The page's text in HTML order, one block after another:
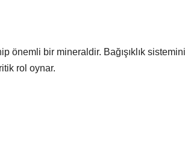
bir mineraldir. Bağışıklık
rol oynar.